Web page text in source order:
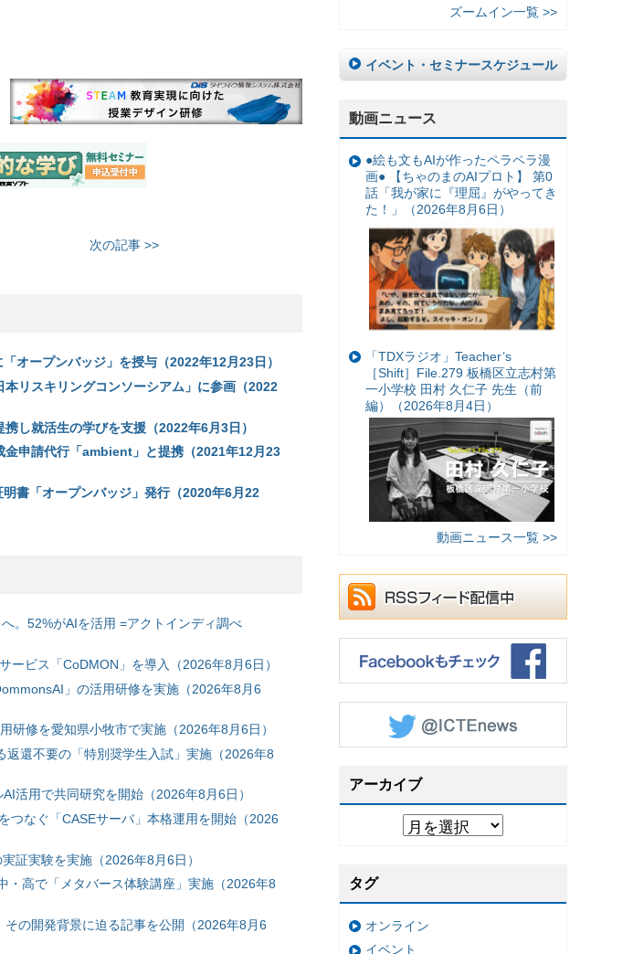
次の記事 >>
オープンバッジ」を授与（2022年12月23日）
リスキリングコンソーシアム」に参画（2022
し就活生の学びを支援（2022年6月3日）
申請代行「ambient」と提携（2021年12月23
書「オープンバッジ」発行（2020年6月22
。52%がAIを活用 =アクトインディ調べ
ービス「CoDMON」を導入（2026年8月6日）
」の活用研修を実施（2026年8月6
研修を愛知県小牧市で実施（2026年8月6日）
還不要の「特別奨学生入試」実施（2026年8
活用で共同研究を開始（2026年8月6日）
つなぐ「CASEサーバ」本格運用を開始（2026
証実験を実施（2026年8月6日）
・高で「メタバース体験講座」実施（2026年8
の開発背景に迫る記事を公開（2026年8月6
ズームイン一覧 >>
イベント・セミナースケジュール
動画ニュース
●絵も文もAIが作ったペラペラ漫
画● 【ちゃのまのAIプロト】 第0
話「我が家に『理屈』がやってき
た！」（2026年8月6日）
「TDXラジオ」Teacher’s
［Shift］File.279 板橋区立志村第
一小学校 田村 久仁子 先生（前
編）（2026年8月4日）
動画ニュース一覧 >>
アーカイブ
タグ
オンライン
イベント